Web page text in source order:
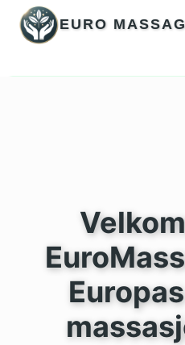
Hopp
innhold
EURO